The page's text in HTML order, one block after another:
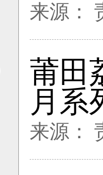
来源：
莆田
月系
来源：